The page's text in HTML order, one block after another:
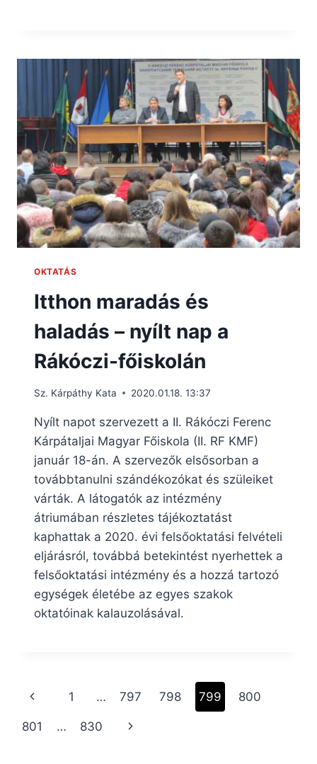
OKTATÁS
Itthon maradás és
haladás – nyílt nap a
Rákóczi-főiskolán
Sz. Kárpáthy Kata 2020.01.18. 13:37
Nyílt napot szervezett a II. Rákóczi Ferenc
Kárpátaljai Magyar Főiskola (II. RF KMF)
január 18-án. A szervezők elsősorban a
továbbtanulni szándékozókat és szüleiket
várták. A látogatók az intézmény
átriumában részletes tájékoztatást
kaphattak a 2020. évi felsőoktatási felvételi
eljárásról, továbbá betekintést nyerhettek a
felsőoktatási intézmény és a hozzá tartozó
egységek életébe az egyes szakok
oktatóinak kalauzolásával.
Page
navigation
Previous
Page
1 … 797 798 799 800
801 … 830
Next